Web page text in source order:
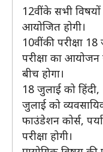
12वीं के सभी विषयों
आयोजित होगी।
10वीं की परीक्षा
परीक्षा का
बीच होगा।
18 जुलाई को
जुलाई को
फाउंडेशन कोर्स,
परीक्षा होगी।